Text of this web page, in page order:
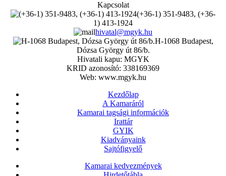
Kapcsolat
(+36-1) 351-9483, (+36-
1) 413-1924
hivatal@mgyk.hu
H-1068 Budapest,
Dózsa György út 86/b.
Hivatali kapu: MGYK
KRID azonosító: 338169369
Web: www.mgyk.hu
Kezdőlap
A Kamaráról
Kamarai tagsági információk
Irattár
GYIK
Kiadványaink
Sajtófigyelő
Kamarai kedvezmények